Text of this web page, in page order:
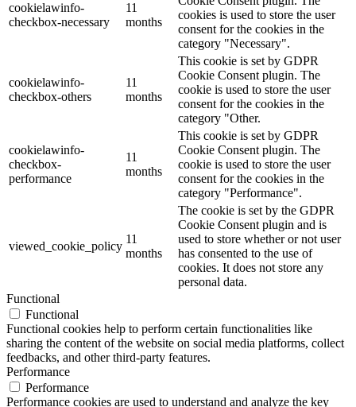
cookielawinfo-
checkbox-necessary
11
months
cookies is used to store the user
consent for the cookies in the
category "Necessary".
cookielawinfo-
checkbox-others
11
months
This cookie is set by GDPR
Cookie Consent plugin. The
cookie is used to store the user
consent for the cookies in the
category "Other.
cookielawinfo-
checkbox-
performance
11
months
This cookie is set by GDPR
Cookie Consent plugin. The
cookie is used to store the user
consent for the cookies in the
category "Performance".
viewed_cookie_policy
11
months
The cookie is set by the GDPR
Cookie Consent plugin and is
used to store whether or not user
has consented to the use of
cookies. It does not store any
personal data.
Functional
Functional
Functional cookies help to perform certain functionalities like
sharing the content of the website on social media platforms, collect
feedbacks, and other third-party features.
Performance
Performance
Performance cookies are used to understand and analyze the key